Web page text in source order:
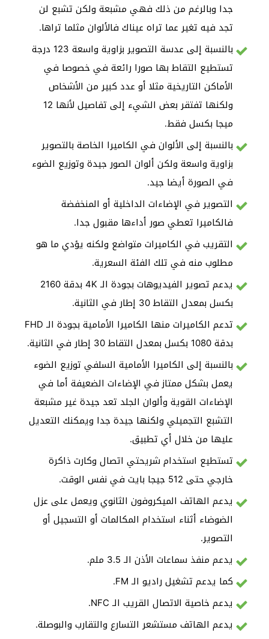
جدا وبالرغم من ذلك فهي مشبعة ولكن تشبع لن
تجد فيه تغير عما تراه عيناك فالألوان مثلما تراها.
بالنسبة إلى عدسة التصوير بزاوية واسعة 123 درجة
تستطيع التقاط بها صورا رائعة في خصوصا في
الأماكن التاريخية مثلا أو عدد كبير من الأشخاص
ولكنها تفتقر بعض الشيء إلى تفاصيل لأنها 12
ميجا بكسل فقط.
بالنسبة إلى الألوان في الكاميرا الخاصة بالتصوير
بزاوية واسعة ولكن ألوان الصور جيدة وتوزيع الضوء
في الصورة أيضا جيد.
التصوير في الإضاءات الداخلية أو المنخفضة
فالكاميرا تعطي صور أداءها مقبول جدا.
التقريب في الكاميرات متواضع ولكنه يؤدي ما هو
مطلوب منه في تلك الفئة السعرية.
يدعم تصوير الفيديوهات بجودة الـ 4K بدقة 2160
بكسل بمعدل التقاط 30 إطار في الثانية.
تدعم الكاميرات منها الكاميرا الأمامية بجودة الـ FHD
بدقة 1080 بكسل بمعدل التقاط 30 إطار في الثانية.
بالنسبة إلى الكاميرا الأمامية السلفي توزيع الضوء
يعمل بشكل ممتاز في الإضاءات الضعيفة أما في
الإضاءات القوية وألوان الجلد تعد جيدة غير مشبعة
التشبع التجميلي ولكنها جيدة جدا ويمكنك التعديل
عليها من خلال أي تطبيق.
تستطيع استخدام شريحتي اتصال وكارت ذاكرة
خارجي حتى 512 جيجا بايت في نفس الوقت.
يدعم الهاتف الميكروفون الثانوي ويعمل على عزل
الضوضاء أثناء استخدام المكالمات أو التسجيل أو
التصوير.
يدعم منفذ سماعات الأذن الـ 3.5 ملم.
كما يدعم تشغيل راديو الـ FM.
يدعم خاصية الاتصال القريب الـ NFC.
يدعم الهاتف مستشعر التسارع والتقارب والبوصلة.